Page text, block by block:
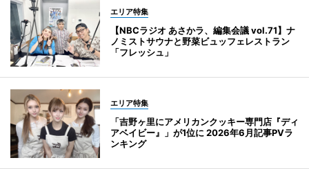
エリア特集
【NBCラジオ あさかラ、編集会議 vol.71】ナ
ノミストサウナと野菜ビュッフェレストラン
「フレッシュ」
エリア特集
「吉野ヶ里にアメリカンクッキー専門店『ディ
アベイビー』」が1位に 2026年6月記事PVラ
ンキング